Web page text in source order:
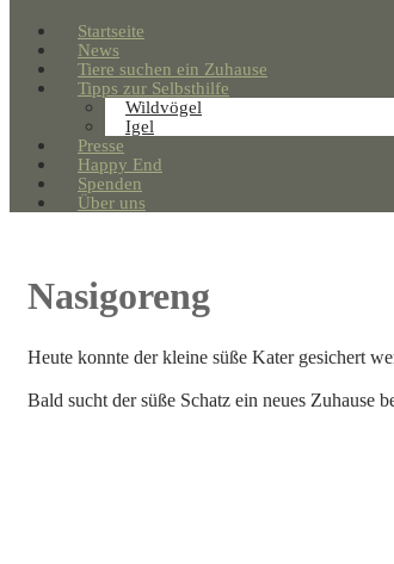
Startseite
News
Tiere suchen ein Zuhause
Tipps zur Selbsthilfe
Wildvögel
Igel
Presse
Happy End
Spenden
Über uns
Nasigoreng
Heute konnte der kleine süße Kater gesichert
Bald sucht der süße Schatz ein neues Zuhause